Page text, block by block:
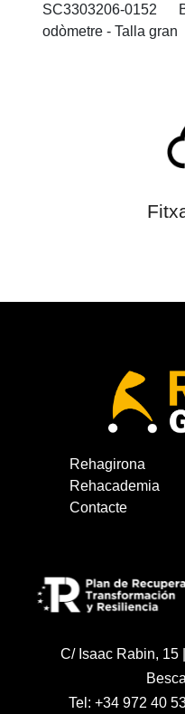
SC3303206-0152
odòmetre - Talla gran
Rehagirona
Rehacademia
Contacte
C/ Isaac Rabin, 15
Tel: +34 972 40